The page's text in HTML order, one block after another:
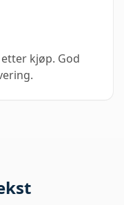
kjøp. God